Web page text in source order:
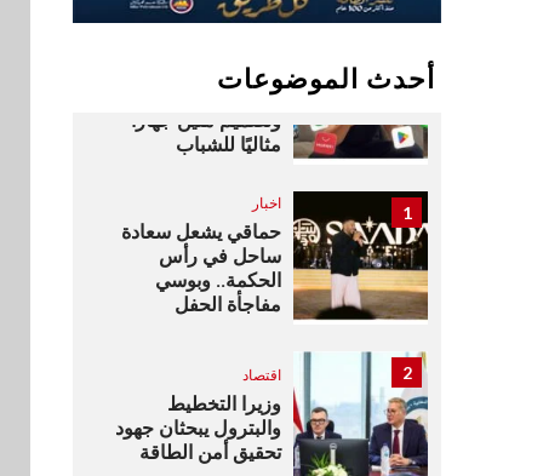
أحدث الموضوعات
Max بطارية ضخمة
وتصميم متين جهازًا
مثاليًا للشباب
1 اخبار
حماقي يشعل سعادة
ساحل في رأس
الحكمة.. وبوسي
مفاجأة الحفل
2 اقتصاد
وزيرا التخطيط
والبترول يبحثان جهود
تحقيق أمن الطاقة